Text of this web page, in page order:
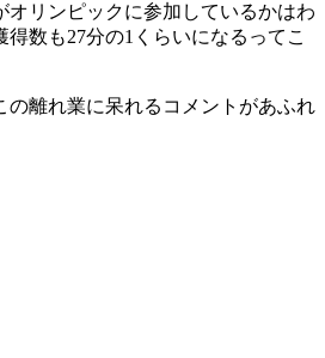
オリンピックに参加しているかはわ
数も27分の1くらいになるってこ
の離れ業に呆れるコメントがあふれ